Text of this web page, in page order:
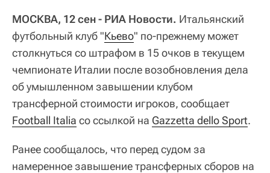
МОСКВА, 12 сен - РИА Новости. Итальянский
футбольный клуб "Кьево" по-прежнему может
столкнуться со штрафом в 15 очков в текущем
чемпионате Италии после возобновления дела
об умышленном завышении клубом
трансферной стоимости игроков, сообщает
Football Italia со ссылкой на Gazzetta dello Sport.
Ранее сообщалось, что перед судом за
намеренное завышение трансферных сборов на